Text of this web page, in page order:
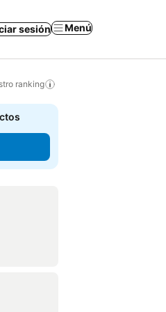
sesión Menú
ranking